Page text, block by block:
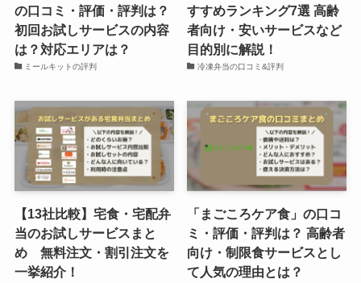
の口コミ・評価・評判は？
初回お試しサービスの内容
は？対応エリアは？
ミールキットの評判
すすめランキング7選 高齢
者向け・安いサービスなど
目的別に解説！
冷凍弁当の口コミ&評判
【13社比較】宅食・宅配弁
当のお試しサービスまと
め 無料注文・割引注文を
一挙紹介！
「まごころケア食」の口コ
ミ・評価・評判は？ 高齢者
向け・制限食サービスとし
て人気の理由とは？